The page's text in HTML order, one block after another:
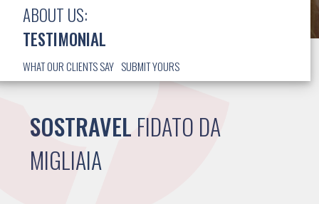
ABOUT US:
TESTIMONIAL
WHAT OUR CLIENTS SAY SUBMIT YOURS
SOSTRAVEL FIDATO DA
MIGLIAIA